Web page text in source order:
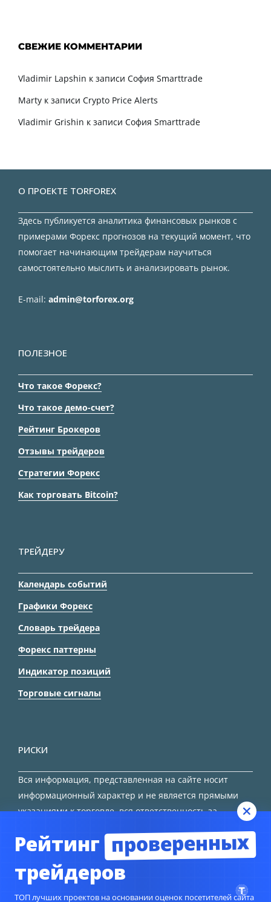
СВЕЖИЕ КОММЕНТАРИИ
Vladimir Lapshin к записи София Smarttrade
Marty к записи Crypto Price Alerts
Vladimir Grishin к записи София Smarttrade
О ПРОЕКТЕ TORFOREX
Здесь публикуется аналитика финансовых рынков с
примерами Форекс прогнозов на текущий момент, что
помогает начинающим трейдерам научиться
самостоятельно мыслить и анализировать рынок.
E-mail: admin@torforex.org
ПОЛЕЗНОЕ
Что такое Форекс?
Что такое демо-счет?
Рейтинг Брокеров
Отзывы трейдеров
Стратегии Форекс
Как торговать Bitcoin?
ТРЕЙДЕРУ
Календарь событий
Графики Форекс
Словарь трейдера
Форекс паттерны
Индикатор позиций
Торговые сигналы
РИСКИ
Вся информация, представленная на сайте носит
информационный характер и не является прямыми
указаниями к торговле, вся ответственность за
Рейтинг проверенных
трейдеров
ТОП лучших проектов на основании оценок посетителей сайта